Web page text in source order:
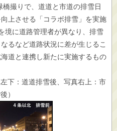
撮りで、道道と市道の排雪日
上させる「コラボ排雪」を実施
境に道路管理者が異なり、排雪
るなど道路状況に差が生じるこ
道と連携し新たに実施するもの
下：道道排雪後、写真右上：市
）